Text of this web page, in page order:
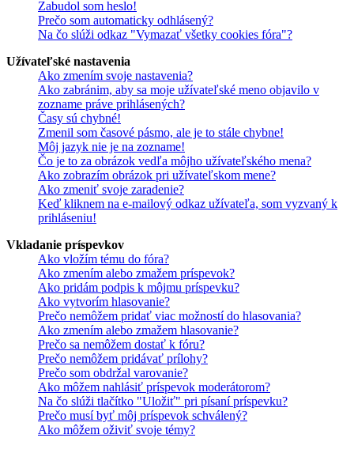
Zabudol som heslo!
Prečo som automaticky odhlásený?
Na čo slúži odkaz "Vymazať všetky cookies fóra"?
Užívateľské nastavenia
Ako zmením svoje nastavenia?
Ako zabránim, aby sa moje užívateľské meno objavilo v
zozname práve prihlásených?
Časy sú chybné!
Zmenil som časové pásmo, ale je to stále chybne!
Môj jazyk nie je na zozname!
Čo je to za obrázok vedľa môjho užívateľského mena?
Ako zobrazím obrázok pri užívateľskom mene?
Ako zmeniť svoje zaradenie?
Keď kliknem na e-mailový odkaz užívateľa, som vyzvaný k
prihláseniu!
Vkladanie príspevkov
Ako vložím tému do fóra?
Ako zmením alebo zmažem príspevok?
Ako pridám podpis k môjmu príspevku?
Ako vytvorím hlasovanie?
Prečo nemôžem pridať viac možností do hlasovania?
Ako zmením alebo zmažem hlasovanie?
Prečo sa nemôžem dostať k fóru?
Prečo nemôžem pridávať prílohy?
Prečo som obdržal varovanie?
Ako môžem nahlásiť príspevok moderátorom?
Na čo slúži tlačítko "Uložiť" pri písaní príspevku?
Prečo musí byť môj príspevok schválený?
Ako môžem oživiť svoje témy?